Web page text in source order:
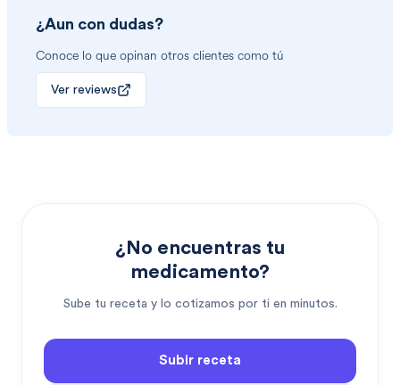
¿Aun con dudas?
Conoce lo que opinan otros clientes como tú
Ver reviews
¿No encuentras tu
medicamento?
Sube tu receta y lo cotizamos por ti en minutos.
Subir receta